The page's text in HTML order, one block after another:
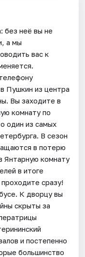
без неё вы не
а мы
вас к
Пушкин из центра
Вы заходите в
комнату по
один из самых
В сезон
в потерю
Янтарную комнату
в итоге
сразу!
К дворцу вы
скрыты за
и постепенно
большинство